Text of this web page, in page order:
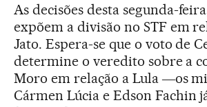
As decisões desta segunda-
expõem a divisão no STF em
Jato. Espera-se que o voto de
determine o veredito sobre a
Moro em relação a Lula ―os
Cármen Lúcia e Edson Fachin